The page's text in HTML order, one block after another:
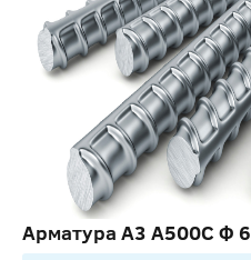
Арматура А3 А500С Ф 6